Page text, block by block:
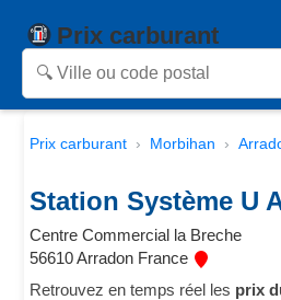
Prix carburant
Prix carburant Morbihan
Station Système U
Centre Commercial la Breche
56610 Arradon France
Retrouvez en temps réel les prix